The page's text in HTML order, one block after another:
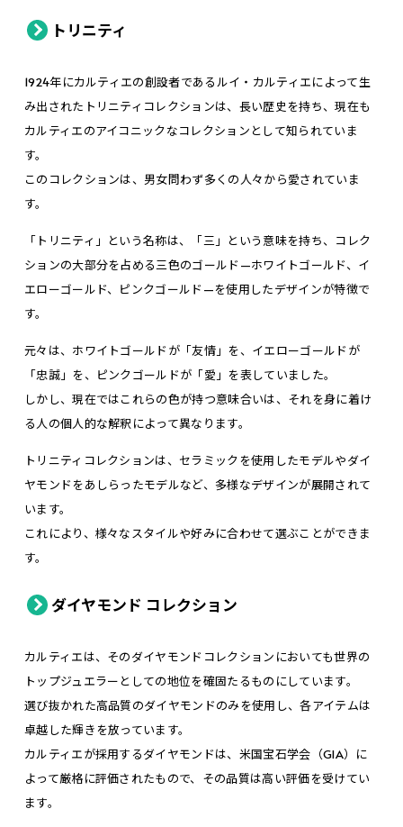
トリニティ
1924年にカルティエの創設者であるルイ・カルティエによって生
み出されたトリニティコレクションは、長い歴史を持ち、現在も
カルティエのアイコニックなコレクションとして知られていま
す。
このコレクションは、男女問わず多くの人々から愛されていま
す。
「トリニティ」という名称は、「三」という意味を持ち、コレク
ションの大部分を占める三色のゴールド—ホワイトゴールド、イ
エローゴールド、ピンクゴールド—を使用したデザインが特徴で
す。
元々は、ホワイトゴールドが「友情」を、イエローゴールドが
「忠誠」を、ピンクゴールドが「愛」を表していました。
しかし、現在ではこれらの色が持つ意味合いは、それを身に着け
る人の個人的な解釈によって異なります。
トリニティコレクションは、セラミックを使用したモデルやダイ
ヤモンドをあしらったモデルなど、多様なデザインが展開されて
います。
これにより、様々なスタイルや好みに合わせて選ぶことができま
す。
ダイヤモンド コレクション
カルティエは、そのダイヤモンドコレクションにおいても世界の
トップジュエラーとしての地位を確固たるものにしています。
選び抜かれた高品質のダイヤモンドのみを使用し、各アイテムは
卓越した輝きを放っています。
カルティエが採用するダイヤモンドは、米国宝石学会（GIA）に
よって厳格に評価されたもので、その品質は高い評価を受けてい
ます。